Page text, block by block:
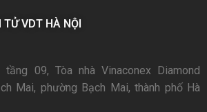
VDT HÀ NỘI
tầng 09, Tòa nhà Vinaconex Diamond
Mai, phường Bạch Mai, thành phố Hà